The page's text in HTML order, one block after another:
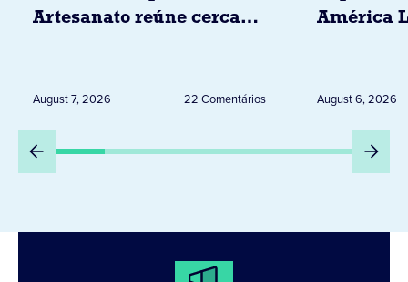
Artesanato reúne cerca
August 7, 2026 22 Comentários
América
Peru
August 6, 2026